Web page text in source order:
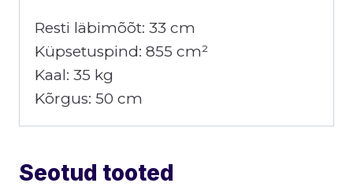
Resti läbimõõt: 33 cm
Küpsetuspind: 855 cm²
Kaal: 35 kg
Kõrgus: 50 cm
Seotud tooted